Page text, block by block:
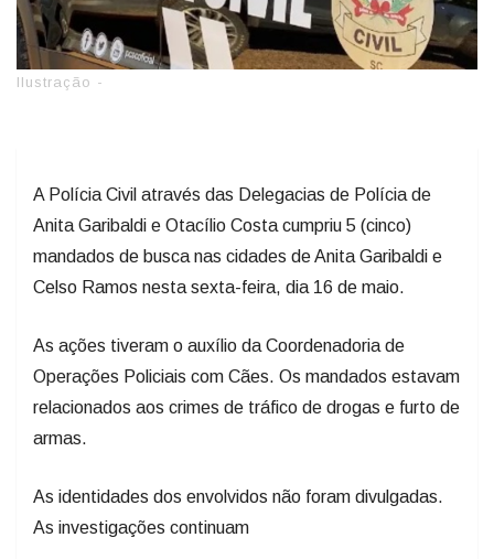
Ilustração -
A Polícia Civil através das Delegacias de Polícia de
Anita Garibaldi e Otacílio Costa cumpriu 5 (cinco)
mandados de busca nas cidades de Anita Garibaldi e
Celso Ramos nesta sexta-feira, dia 16 de maio.
As ações tiveram o auxílio da Coordenadoria de
Operações Policiais com Cães. Os mandados estavam
relacionados aos crimes de tráfico de drogas e furto de
armas.
As identidades dos envolvidos não foram divulgadas.
As investigações continuam